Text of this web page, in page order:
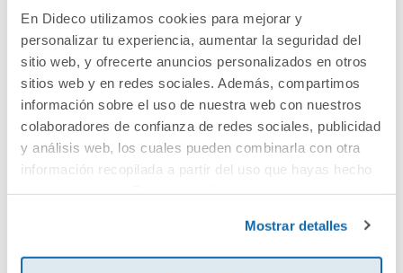
En Dideco utilizamos cookies para mejorar y
personalizar tu experiencia, aumentar la seguridad del
sitio web, y ofrecerte anuncios personalizados en otros
sitios web y en redes sociales. Además, compartimos
información sobre el uso de nuestra web con nuestros
colaboradores de confianza de redes sociales, publicidad
y análisis web, los cuales pueden combinarla con otra
información recopilada a partir del uso que hayas hecho
Mostrar detalles
Cuéntanos tu opinión
¡Sé el primero en valorar este producto!
Debes iniciar sesión para poder valorarlo